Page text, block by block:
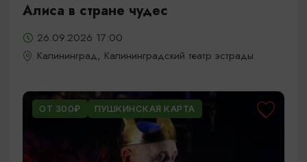
Алиса в стране чудес
26.09.2026 17:00
Калининград, Калининградский театр эстрады
ОТ 300₽ ПУШКИНСКАЯ КАРТА